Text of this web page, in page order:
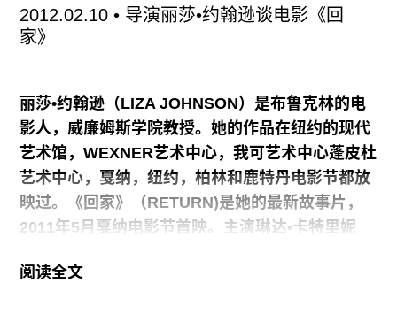
Ramsay）和桑迪•安古斯（Sandy Angus）。而主
办方也好像在专门庆祝这次股权交接一样，在德里
2012.02.10• 导演丽莎•约翰逊谈电影《回
家》
丽莎•约翰逊（LIZA JOHNSON）是布鲁克林的电
影人，威廉姆斯学院教授。她的作品在纽约的现代
艺术馆，WEXNER艺术中心，我可艺术中心蓬皮杜
艺术中心，戛纳，纽约，柏林和鹿特丹电影节都放
映过。《回家》（RETURN)是她的最新故事片，
2011年5月戛纳电影节首映。主演琳达•卡特里妮
人，从中东返回了俄亥俄的故乡。《回家》将于2
阅读全文